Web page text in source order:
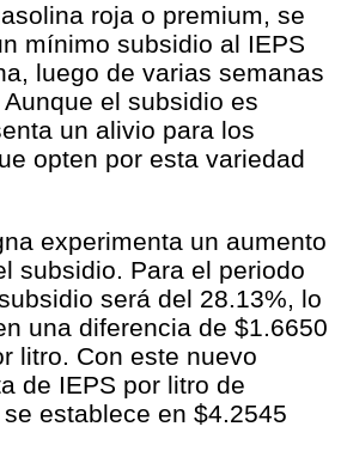
roja o premium, se
mínimo subsidio al IEPS
luego de varias semanas
el subsidio es
un alivio para los
opten por esta variedad
experimenta un aumento
subsidio. Para el periodo
será del 28.13%, lo
una diferencia de $1.6650
litro. Con este nuevo
de IEPS por litro de
establece en $4.2545